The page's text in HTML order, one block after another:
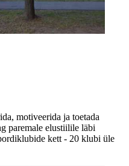
motiveerida ja toetada
paremale elustiilile läbi
kett - 20 klubi üle